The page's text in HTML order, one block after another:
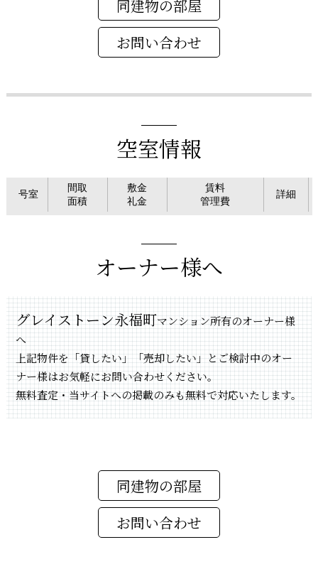
同建物の部屋
空室情報
号室
間取
面積
敷金
礼金
賃料
管理費
詳細
オーナー様へ
グレイストーン永福町マンション所有のオーナー様
へ
上記物件を「貸したい」「売却したい」とご検討中のオー
ナー様はお気軽にお問い合わせください。
無料査定・当サイトへの掲載のみも無料で対応いたします。
同建物の部屋